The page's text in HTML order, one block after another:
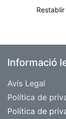
Informació
Avís Legal
​Política de
Política de